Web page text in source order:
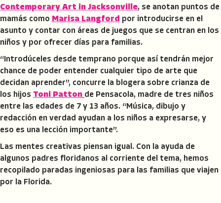
Contemporary Art in Jacksonville, se anotan puntos de
mamás como Marisa Langford por introducirse en el
asunto y contar con áreas de juegos que se centran en los
niños y por ofrecer días para familias.
“Introdúceles desde temprano porque así tendrán mejor
chance de poder entender cualquier tipo de arte que
decidan aprender”, concurre la blogera sobre crianza de
los hijos Toni Patton de Pensacola, madre de tres niños
entre las edades de 7 y 13 años. “Música, dibujo y
redacción en verdad ayudan a los niños a expresarse, y
eso es una lección importante”.
Las mentes creativas piensan igual. Con la ayuda de
algunos padres floridanos al corriente del tema, hemos
recopilado paradas ingeniosas para las familias que viajen
por la Florida.